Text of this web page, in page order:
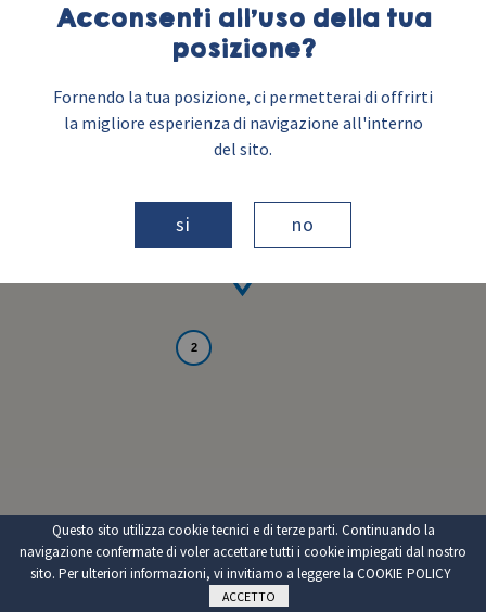
2
Questo sito utilizza cookie tecnici e di terze parti. Continuando la
navigazione confermate di voler accettare tutti i cookie impiegati dal nostro
sito. Per ulteriori informazioni, vi invitiamo a leggere la COOKIE POLICY
ACCETTO
Acconsenti all'uso della tua
posizione?
Fornendo la tua posizione, ci permetterai di offrirti
la migliore esperienza di navigazione all'interno
del sito.
si no